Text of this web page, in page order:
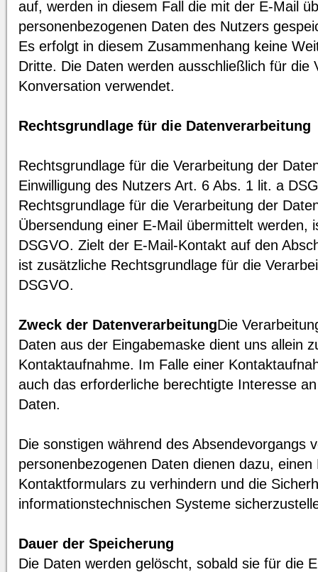
auf, werden in diesem Fall die mit der E-Mail
personenbezogenen Daten des Nutzers
Es erfolgt in diesem Zusammenhang keine
Dritte. Die Daten werden ausschließlich für die
Konversation verwendet.
Rechtsgrundlage für die Datenverarbeitung
Rechtsgrundlage für die Verarbeitung der
Einwilligung des Nutzers Art. 6 Abs. 1 lit. a
Rechtsgrundlage für die Verarbeitung der
Übersendung einer E-Mail übermittelt werden,
DSGVO. Zielt der E-Mail-Kontakt auf den
ist zusätzliche Rechtsgrundlage für die
DSGVO.
Zweck der DatenverarbeitungDie
Daten aus der Eingabemaske dient uns allein
Kontaktaufnahme. Im Falle einer
auch das erforderliche berechtigte Interesse
Daten.
Die sonstigen während des Absendevorgangs
personenbezogenen Daten dienen dazu,
Kontaktformulars zu verhindern und die
informationstechnischen Systeme
Dauer der Speicherung
Die Daten werden gelöscht, sobald sie für die